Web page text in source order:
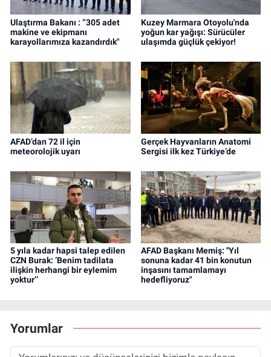
Ulaştırma Bakanı : “305 adet
makine ve ekipmanı
karayollarımıza kazandırdık"
Kuzey Marmara Otoyolu'nda
yoğun kar yağışı: Sürücüler
ulaşımda güçlük çekiyor!
AFAD’dan 72 il için
meteorolojik uyarı
Gerçek Hayvanların Anatomi
Sergisi ilk kez Türkiye’de
5 yıla kadar hapsi talep edilen
CZN Burak: ‘Benim tadilata
ilişkin herhangi bir eylemim
yoktur’’
AFAD Başkanı Memiş: "Yıl
sonuna kadar 41 bin konutun
inşasını tamamlamayı
hedefliyoruz"
Yorumlar